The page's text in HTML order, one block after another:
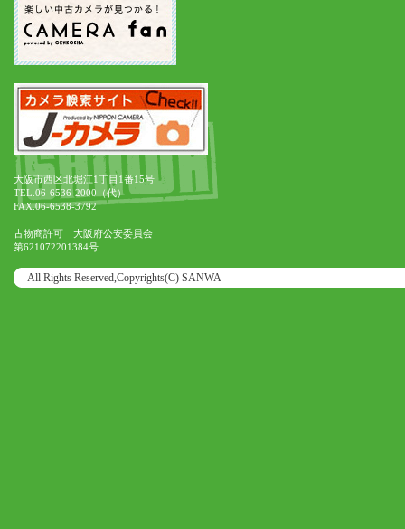
大阪市西区北堀江1丁目1番15号
TEL.06-6536-2000（代）
FAX.06-6538-3792
古物商許可 大阪府公安委員会
第621072201384号
All Rights Reserved,Copyrights(C) SANWA